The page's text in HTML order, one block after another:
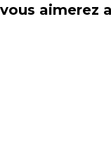
vous aimerez